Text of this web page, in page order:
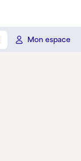
Mon espace